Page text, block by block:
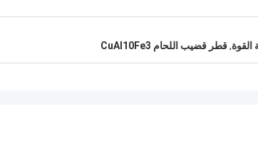
القوة,قطر قضيب اللحام CuAl10Fe3